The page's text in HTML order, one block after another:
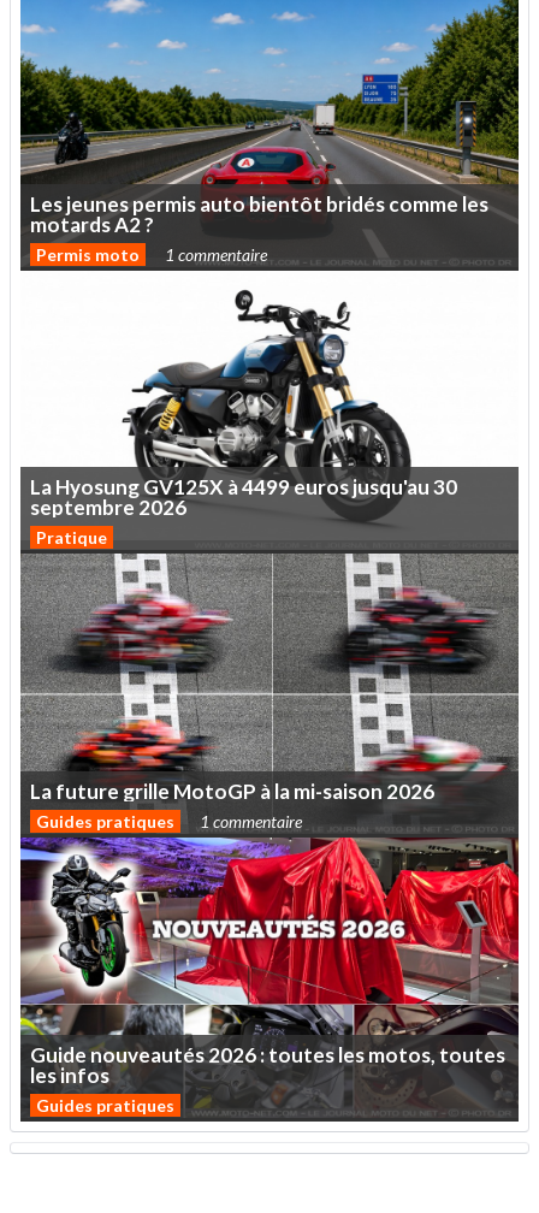
Lesjeunespermisautobientôt bridéscommeles
motardsA2?
Permis moto 1 commentaire
LaHyosungGV125X à4499eurosjusqu'au30
septembre 2026
Pratique
Lafuturegrille MotoGP àlami-saison 2026
Guides pratiques 1 commentaire
Guidenouveautés2026:touteslesmotos,toutes
lesinfos
Guides pratiques